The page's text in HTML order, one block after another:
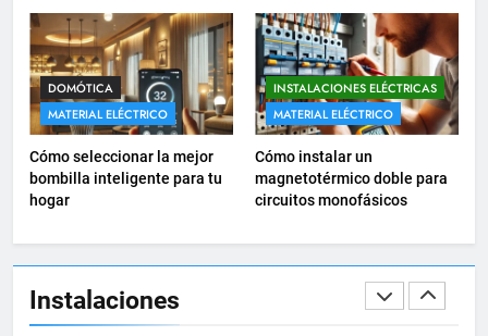
DOMÓTICA
MATERIAL ELÉCTRICO
Cómo seleccionar la mejor
bombilla inteligente para tu
hogar
INSTALACIONES ELÉCTRICAS
MATERIAL ELÉCTRICO
Cómo instalar un
magnetotérmico doble para
circuitos monofásicos
Instalaciones
INSTALACIONES ELÉCTRICAS
1
Guía práctica para diseñar
instalaciones eléctricas en
oficinas
INSTALACIONES ELÉCTRICAS
2
Cómo calcular la caída de
tensión en instalaciones